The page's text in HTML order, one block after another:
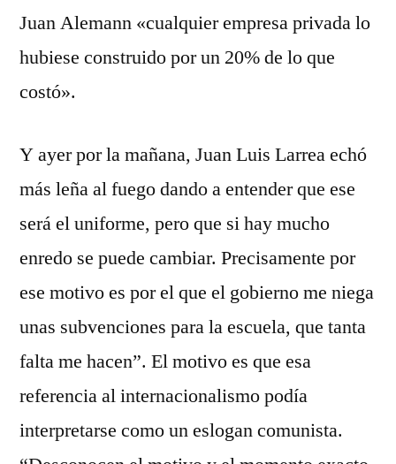
Juan Alemann «cualquier empresa privada lo
hubiese construido por un 20% de lo que
costó».
Y ayer por la mañana, Juan Luis Larrea echó
más leña al fuego dando a entender que ese
será el uniforme, pero que si hay mucho
enredo se puede cambiar. Precisamente por
ese motivo es por el que el gobierno me niega
unas subvenciones para la escuela, que tanta
falta me hacen”. El motivo es que esa
referencia al internacionalismo podía
interpretarse como un eslogan comunista.